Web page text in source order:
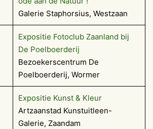
Galerie Staphorsius, Westzaan
Expositie Fotoclub Zaanland bij
De Poelboerderij
Bezoekerscentrum De
Poelboerderij, Wormer
Expositie Kunst & Kleur
Artzaanstad Kunstuitleen-
Galerie, Zaandam